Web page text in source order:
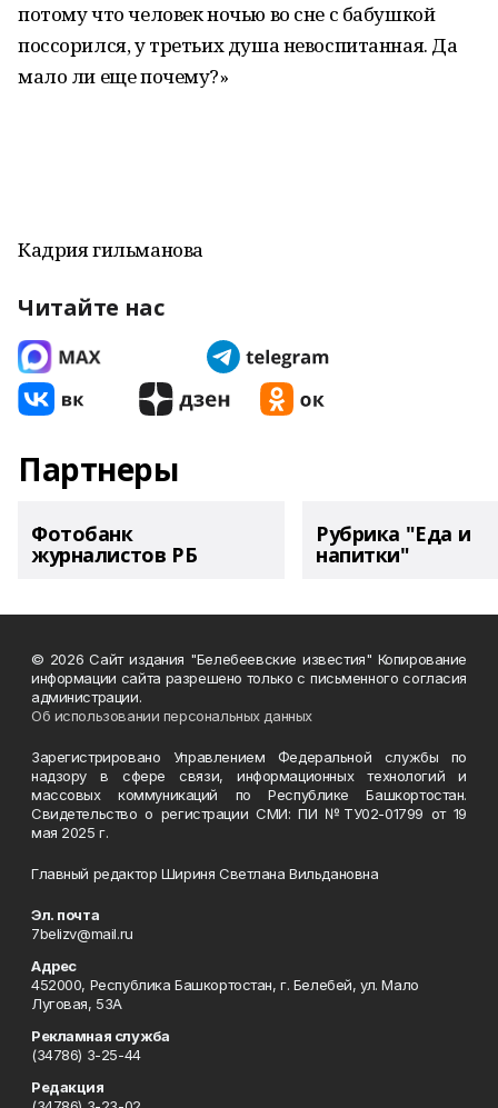
потому что человек ночью во сне с бабушкой
поссорился, у третьих душа невоспитанная. Да
мало ли еще почему?»
Кадрия гильманова
Читайте нас
Партнеры
Фотобанк
журналистов РБ
Рубрика "Еда и
напитки"
© 2026 Сайт издания "Белебеевские известия" Копирование
информации сайта разрешено только с письменного согласия
администрации.
Об использовании персональных данных
Зарегистрировано Управлением Федеральной службы по
надзору в сфере связи, информационных технологий и
массовых коммуникаций по Республике Башкортостан.
Свидетельство о регистрации СМИ: ПИ №ТУ02-01799 от 19
мая 2025 г.
Главный редактор Шириня Светлана Вильдановна
Эл. почта
7belizv@mail.ru
Адрес
452000, Республика Башкортостан, г. Белебей, ул. Мало
Луговая, 53А
Рекламная служба
(34786) 3-25-44
Редакция